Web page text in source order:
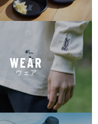
WEAR
ウェア